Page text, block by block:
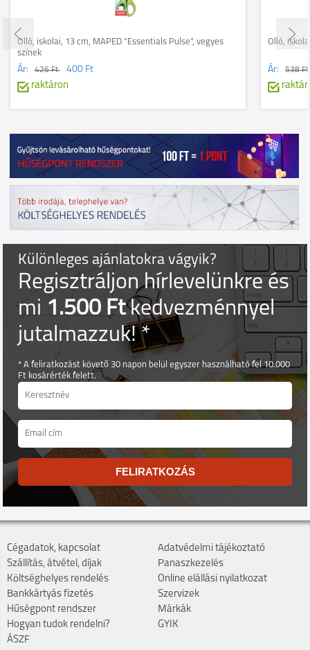
Olló, iskolai, 13 cm, MAPED "Essentials Pulse", vegyes
színek
Ár: 426 Ft
400 Ft
raktáron
Olló,
Ár: 538 Ft
Különleges ajánlatokra vágyik?
Regisztráljon hírlevelünkre és
mi1.500 Ftkedvezménnyel
jutalmazzuk! *
* A feliratkozást követő 30 napon belül egyszer használható fel 10.000
Ft kosárérték felett.
FELIRATKOZÁS
Cégadatok, kapcsolat
Szállítás, átvétel, díjak
Költséghelyes rendelés
Bankkártyás fizetés
Hűségpont rendszer
Hogyan tudok rendelni?
ÁSZF
Adatvédelmi tájékoztató
Panaszkezelés
Online elállási nyilatkozat
Szervizek
Márkák
GYIK